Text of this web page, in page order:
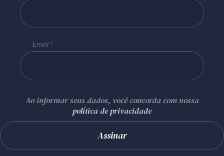
Email
Ao informar seus dados, você concorda com nossa
política de privacidade